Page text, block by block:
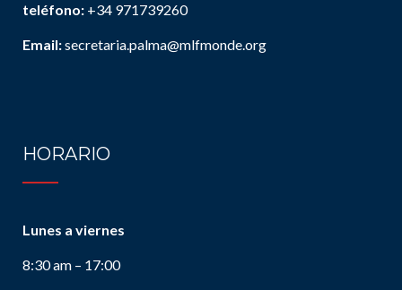
teléfono: +34 971739260
Email:secretaria.palma@mlfmonde.org
HORARIO
Lunes a viernes
8:30 am – 17:00